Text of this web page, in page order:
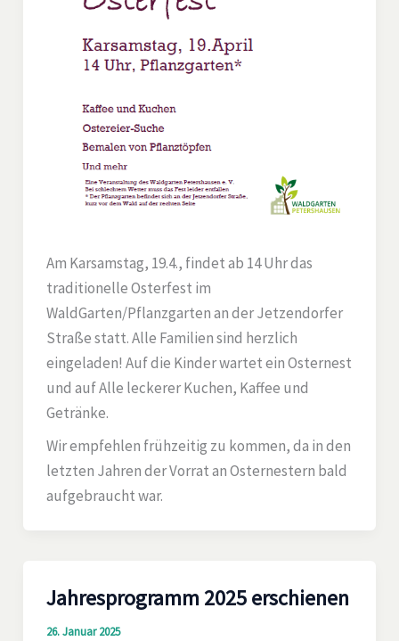
Am Karsamstag, 19.4., findet ab 14 Uhr das
traditionelle Osterfest im
WaldGarten/Pflanzgarten an der Jetzendorfer
Straße statt. Alle Familien sind herzlich
eingeladen! Auf die Kinder wartet ein Osternest
und auf Alle leckerer Kuchen, Kaffee und
Getränke.
Wir empfehlen frühzeitig zu kommen, da in den
letzten Jahren der Vorrat an Osternestern bald
aufgebraucht war.
Jahresprogramm 2025 erschienen
26. Januar 2025